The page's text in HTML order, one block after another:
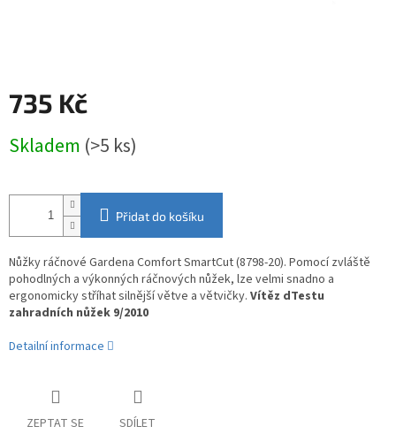
735 Kč
cena:
Skladem (>5 ks)
Přidat do košíku
Nůžky ráčnové Gardena Comfort SmartCut (8798-20). Pomocí zvláště
pohodlných a výkonných ráčnových nůžek, lze velmi snadno a
ergonomicky stříhat silnější větve a větvičky. Vítěz dTestu
zahradních nůžek 9/2010
Detailní informace
ZEPTAT SE SDÍLET